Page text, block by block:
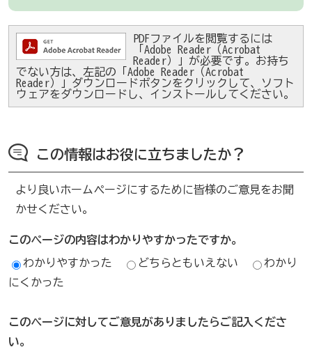
PDFファイルを閲覧するには
「Adobe Reader（Acrobat
Reader）」が必要です。お持ち
でない方は、左記の「Adobe Reader（Acrobat
Reader）」ダウンロードボタンをクリックして、ソフト
ウェアをダウンロードし、インストールしてください。
この情報はお役に立ちましたか？
より良いホームページにするために皆様のご意見をお聞
かせください。
このページの内容はわかりやすかったですか。
わかりやすかった どちらともいえない
わかり
にくかった
このページに対してご意見がありましたらご記入くださ
い。